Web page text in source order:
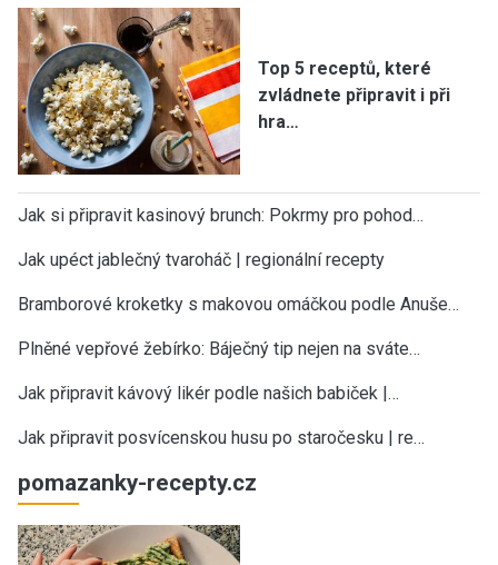
Top 5 receptů, které
zvládnete připravit i při
hra…
Jak si připravit kasinový brunch: Pokrmy pro pohod…
Jak upéct jablečný tvaroháč | regionální recepty
Bramborové kroketky s makovou omáčkou podle Anuše…
Plněné vepřové žebírko: Báječný tip nejen na sváte…
Jak připravit kávový likér podle našich babiček |…
Jak připravit posvícenskou husu po staročesku | re…
pomazanky-recepty.cz